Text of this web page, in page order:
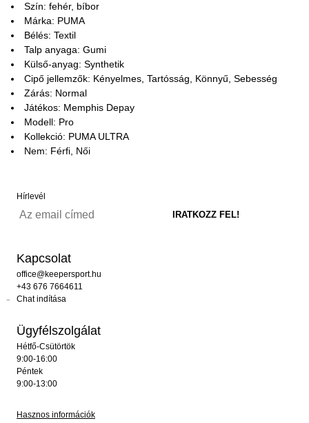
Szín: fehér, bíbor
Márka: PUMA
Bélés: Textil
Talp anyaga: Gumi
Külső-anyag: Synthetik
Cipő jellemzők: Kényelmes, Tartósság, Könnyű, Sebesség
Zárás: Normal
Játékos: Memphis Depay
Modell: Pro
Kollekció: PUMA ULTRA
Nem: Férfi, Női
Hírlevél
Kapcsolat
office@keepersport.hu
+43 676 7664611
Chat indítása
Ügyfélszolgálat
Hétfő-Csütörtök
9:00-16:00
Péntek
9:00-13:00
Hasznos információk